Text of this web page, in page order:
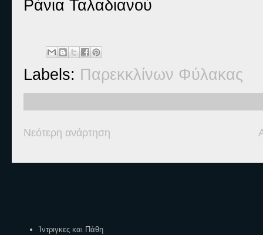
Ράνια Ταλαδιανού
Labels: Παρεκκλίνων Φύλακας
Νεότερη ανάρτηση
Ίντριγκες και Πάθη